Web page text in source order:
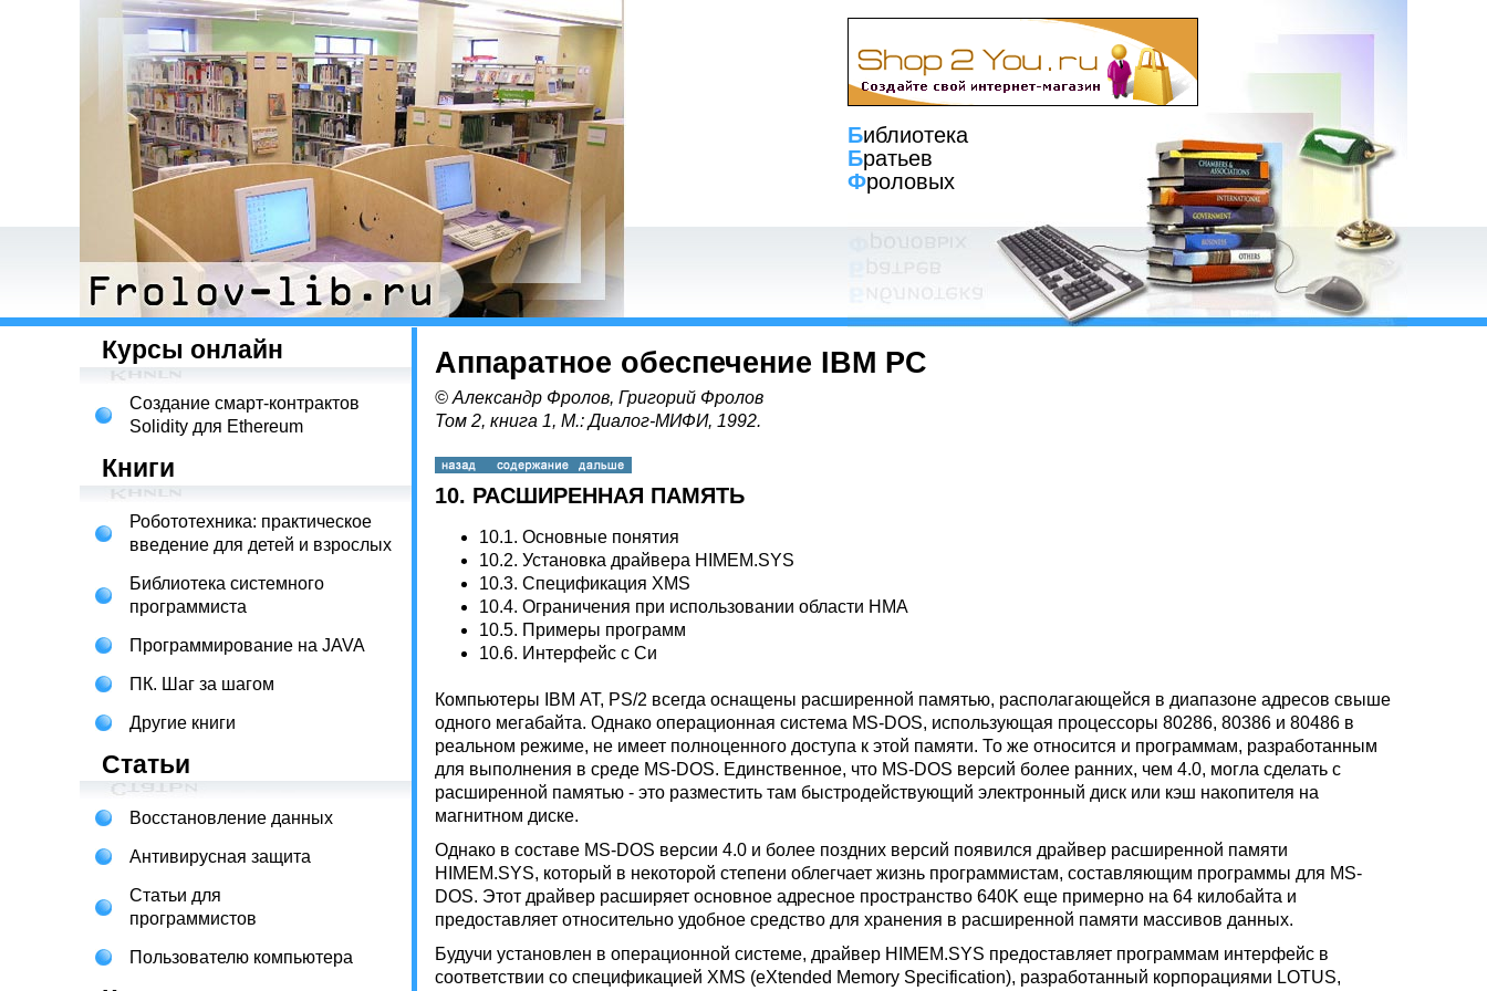
Библиотека
Братьев
Фроловых
Курсы онлайн
Создание смарт-контрактов
Solidity для Ethereum
Книги
Робототехника: практическое
введение для детей и взрослых
Библиотека системного
программиста
Программирование на JAVA
ПК. Шаг за шагом
Другие книги
Статьи
Восстановление данных
Антивирусная защита
Статьи для
программистов
Пользователю компьютера
Аппаратное обеспечение IBM PC
© Александр Фролов, Григорий Фролов
Том 2, книга 1, М.: Диалог-МИФИ, 1992.
10. РАСШИРЕННАЯ ПАМЯТЬ
10.1. Основные понятия
10.2. Установка драйвера HIMEM.SYS
10.3. Спецификация XMS
10.4. Ограничения при использовании области HMA
10.5. Примеры программ
10.6. Интерфейс с Си
Компьютеры IBM AT, PS/2 всегда оснащены расширенной памятью, располагающейся в диапазоне адресов свыше
одного мегабайта. Однако операционная система MS-DOS, использующая процессоры 80286, 80386 и 80486 в
реальном режиме, не имеет полноценного доступа к этой памяти. То же относится и программам, разработанным
для выполнения в среде MS-DOS. Единственное, что MS-DOS версий более ранних, чем 4.0, могла сделать с
расширенной памятью - это разместить там быстродействующий электронный диск или кэш накопителя на
магнитном диске.
Однако в составе MS-DOS версии 4.0 и более поздних версий появился драйвер расширенной памяти
HIMEM.SYS, который в некоторой степени облегчает жизнь программистам, составляющим программы для MS-
DOS. Этот драйвер расширяет основное адресное пространство 640K еще примерно на 64 килобайта и
предоставляет относительно удобное средство для хранения в расширенной памяти массивов данных.
Будучи установлен в операционной системе, драйвер HIMEM.SYS предоставляет программам интерфейс в
соответствии со спецификацией XMS (eXtended Memory Specification), разработанный корпорациями LOTUS,